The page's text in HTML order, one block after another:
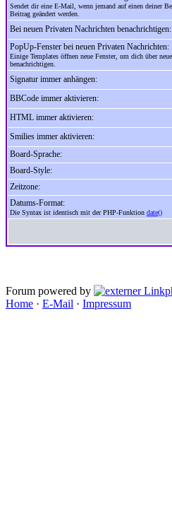
Sendet dir eine E-Mail, wenn jemand auf einen deiner
Beitrag geändert werden.
Bei neuen Privaten Nachrichten benachrichtigen:
PopUp-Fenster bei neuen Privaten Nachrichten:
Einige Templates öffnen neue Fenster, um dich über
benachrichtigen.
Signatur immer anhängen:
BBCode immer aktivieren:
HTML immer aktivieren:
Smilies immer aktivieren:
Board-Sprache:
Board-Style:
Zeitzone:
Datums-Format:
Die Syntax ist identisch mit der PHP-Funktion date()
Forum powered by
Home · E-Mail · Impressum